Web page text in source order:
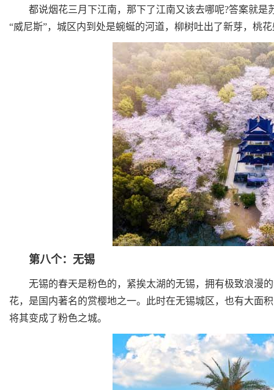
都说烟花三月下江南，那下了江南又该去哪呢?答案就是
“威尼斯”，城区内到处是蜿蜒的河道，柳树吐出了新芽，桃
第八个：无锡
无锡的春天是粉色的，紧挨太湖的无锡，拥有极致浪漫的
花，是国内著名的赏樱地之一。此时在无锡城区，也有大面
将其变成了粉色之城。